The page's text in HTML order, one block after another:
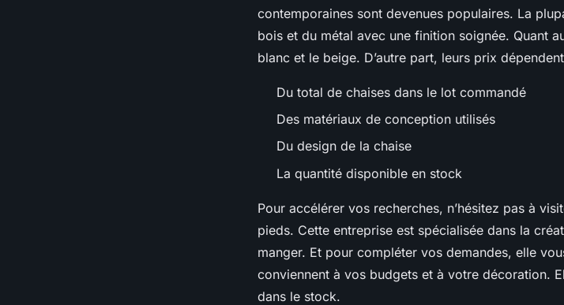
contemporaines sont devenues populaires. La
bois et du métal avec une finition soignée. Quant
blanc et le beige. D’autre part, leurs prix
Du total de chaises dans le lot commandé
Des matériaux de conception utilisés
Du design de la chaise
La quantité disponible en stock
Pour accélérer vos recherches, n’hésitez pas à
pieds. Cette entreprise est spécialisée dans la
manger. Et pour compléter vos demandes, elle
conviennent à vos budgets et à votre décoration.
dans le stock.